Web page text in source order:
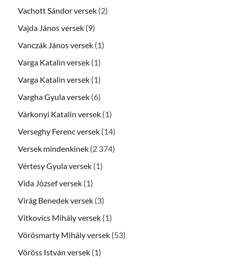
Vachott Sándor versek (2)
Vajda János versek (9)
Vanczák János versek (1)
Varga Katalin versek (1)
Varga Katalin versek (1)
Vargha Gyula versek (6)
Várkonyi Katalin versek (1)
Verseghy Ferenc versek (14)
Versek mindenkinek (2 374)
Vértesy Gyula versek (1)
Vida József versek (1)
Virág Benedek versek (3)
Vitkovics Mihály versek (1)
Vörösmarty Mihály versek (53)
Vöröss István versek (1)